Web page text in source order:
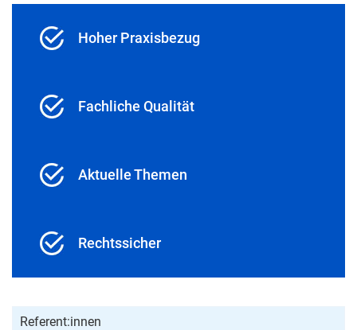
Hoher Praxisbezug
Fachliche Qualität
Aktuelle Themen
Rechtssicher
Referent:innen